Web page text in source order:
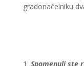
gradonačelniku
Spomenuli ste